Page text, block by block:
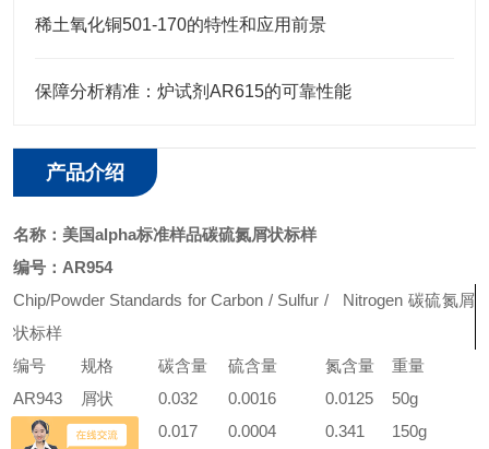
稀土氧化铜501-170的特性和应用前景
保障分析精准：炉试剂AR615的可靠性能
产品介绍
名称： 美国alpha标准样品碳硫氮屑状标样
编号： AR954
Chip/Powder Standards for Carbon / Sulfur / Nitrogen 碳硫氮屑
状标样
编号
规格 碳含量 硫含量 氮含量
重量
AR943
屑状 0.032 0.0016 0.0125
50g
AR945
屑状 0.017 0.0004 0.341 150g